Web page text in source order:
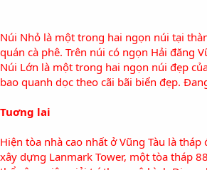
Núi Nhỏ là một trong hai ngọn núi tại
quán cà phê. Trên núi có ngọn Hải đăng
Núi Lớn là một trong hai ngọn núi đẹp
bao quanh dọc theo cãi bãi biển đẹp.
Tuơng lai
Hiện tòa nhà cao nhất ở Vũng Tàu là
xây dựng Lanmark Tower, một tòa tháp